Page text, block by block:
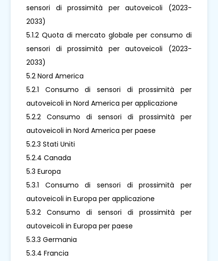
sensori di prossimità per autoveicoli (2023-
2033)
5.1.2 Quota di mercato globale per consumo di
sensori di prossimità per autoveicoli (2023-
2033)
5.2 Nord America
5.2.1 Consumo di sensori di prossimità per
autoveicoli in Nord America per applicazione
5.2.2 Consumo di sensori di prossimità per
autoveicoli in Nord America per paese
5.2.3 Stati Uniti
5.2.4 Canada
5.3 Europa
5.3.1 Consumo di sensori di prossimità per
autoveicoli in Europa per applicazione
5.3.2 Consumo di sensori di prossimità per
autoveicoli in Europa per paese
5.3.3 Germania
5.3.4 Francia